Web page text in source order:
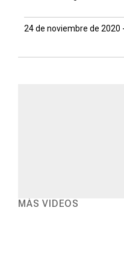
24 de noviembre de 2020
MÁS VIDEOS